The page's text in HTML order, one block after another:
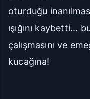
A
oturduğu
ışığını kaybetti...
çalışmasını ve
kucağına!